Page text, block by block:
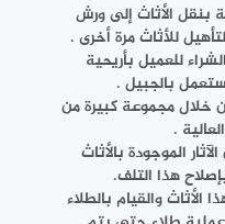
بنقل الأثاث إلى ورش
للأثاث مرة أخرى .
للعميل بأريحية
بالجبيل .
خلال مجموعة كبيرة من
.
الموجودة بالأثاث
هذا التلف.
والقيام بالطلاء